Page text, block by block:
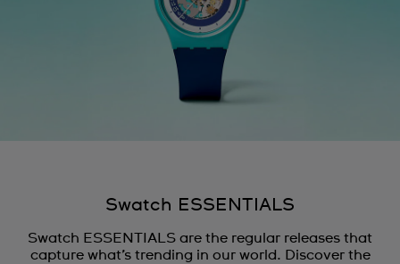
Swatch ESSENTIALS
Swatch ESSENTIALS are the regular releases that
capture what’s trending in our world. Discover the